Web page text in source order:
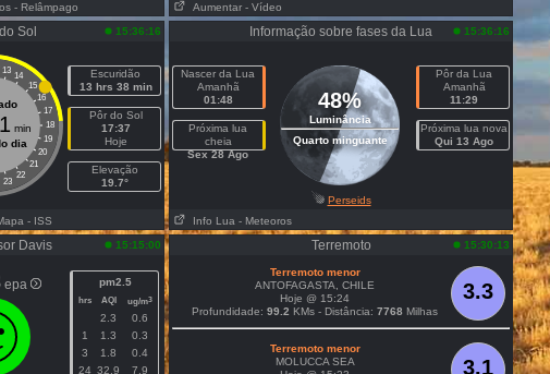
- Relâmpago Aumentar - Vídeo
Sol 15:36:16
13 14
15
16
17
18
19
20
21
22
23
min
dia
Escuridão
13 hrs 38 min
Pôr do Sol
17:37
Hoje
Elevação
19.7°
- ISS
Informação sobre fases da Lua 15:36:16
Nascer da Lua
Amanhã
01:48
Próxima lua
cheia
Sex 28 Ago
48%
Luminância
Quarto minguante
Pôr da Lua
Amanhã
11:29
Próxima lua nova
Qui 13 Ago
Perseids
Info Lua - Meteoros
Davis 15:15:00
epa pm2.5
hrs AQI ug/m3
2.3
0.6
1
1.3
0.3
3
1.8
0.4
24 32.9 7.9
Terremoto 15:30:13
3.3
Terremoto menor
ANTOFAGASTA, CHILE
Hoje @ 15:24
Profundidade: 99.2 KMs - Distância: 7768 Milhas
3.1
Terremoto menor
MOLUCCA SEA